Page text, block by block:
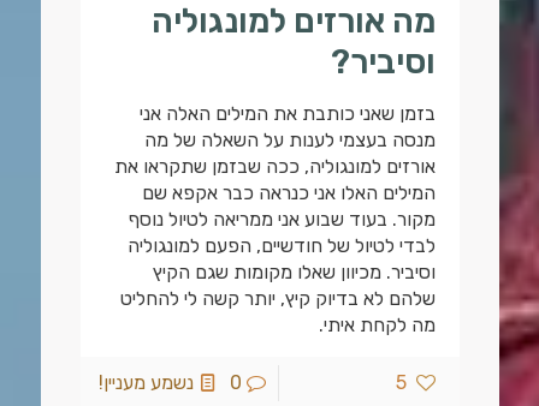
מה אורזים למונגוליה
וסיביר?
בזמן שאני כותבת את המילים האלה אני
מנסה בעצמי לענות על השאלה של מה
אורזים למונגוליה, ככה שבזמן שתקראו את
המילים האלו אני כנראה כבר אקפא שם
מקור. בעוד שבוע אני ממריאה לטיול נוסף
לבדי לטיול של חודשיים, הפעם למונגוליה
וסיביר. מכיוון שאלו מקומות שגם הקיץ
שלהם לא בדיוק קיץ, יותר קשה לי להחליט
מה לקחת איתי.
5
0 נשמע מעניין!